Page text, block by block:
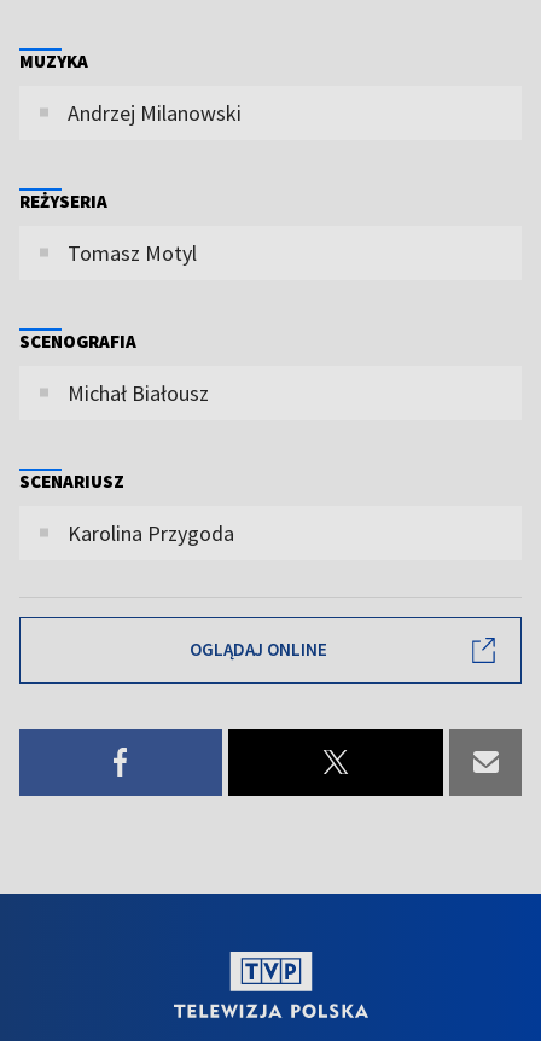
MUZYKA
Andrzej Milanowski
REŻYSERIA
Tomasz Motyl
SCENOGRAFIA
Michał Białousz
SCENARIUSZ
Karolina Przygoda
OGLĄDAJ ONLINE